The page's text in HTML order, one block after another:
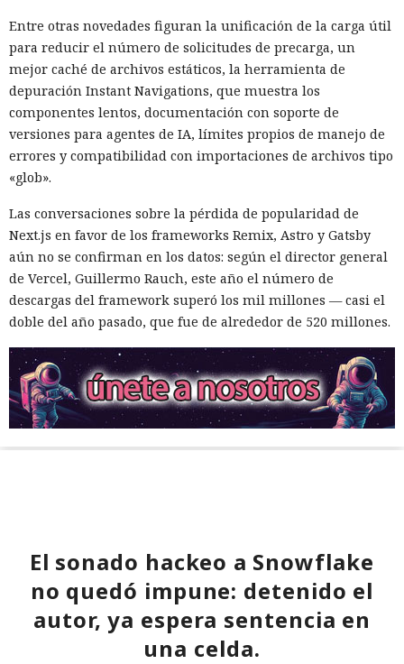
Entre otras novedades figuran la unificación de la carga útil
para reducir el número de solicitudes de precarga, un
mejor caché de archivos estáticos, la herramienta de
depuración Instant Navigations, que muestra los
componentes lentos, documentación con soporte de
versiones para agentes de IA, límites propios de manejo de
errores y compatibilidad con importaciones de archivos tipo
«glob».
Las conversaciones sobre la pérdida de popularidad de
Next.js en favor de los frameworks Remix, Astro y Gatsby
aún no se confirman en los datos: según el director general
de Vercel, Guillermo Rauch, este año el número de
descargas del framework superó los mil millones — casi el
doble del año pasado, que fue de alrededor de 520 millones.
El sonado hackeo a Snowflake
no quedó impune: detenido el
autor, ya espera sentencia en
una celda.